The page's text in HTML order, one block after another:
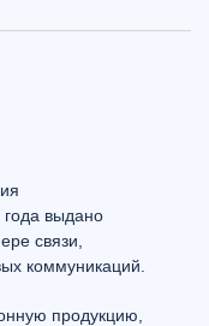
выдано
связи,
коммуникаций.
продукцию,